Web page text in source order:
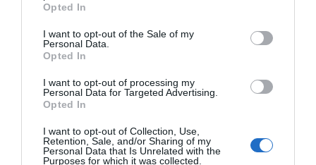
Opted In
I want to opt-out of the Sale of my
Personal Data.
Opted In
I want to opt-out of processing my
Personal Data for Targeted Advertising.
Opted In
I want to opt-out of Collection, Use,
Retention, Sale, and/or Sharing of my
Personal Data that Is Unrelated with the
Purposes for which it was collected.
totes aquestes categories de servei basades en el
tràfic de dades. I ja cap el 2018 ens arriba el 5G, la
solució per poder connectar múltiples dispositius
també cotxes, rellotges, roba, neveres,
contenidors... sense 5G no podríem imaginar la
internet de les coses, les ciutats intel.ligents o